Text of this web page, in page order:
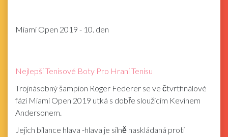
Miami Open 2019 - 10. den
Nejlepší Tenisové Boty Pro Hraní Tenisu
Trojnásobný šampion Roger Federer se ve čtvrtfinálové
fázi Miami Open 2019 utká s dobře sloužícím Kevinem
Andersonem.
Jejich bilance hlava -hlava je silně naskládaná proti